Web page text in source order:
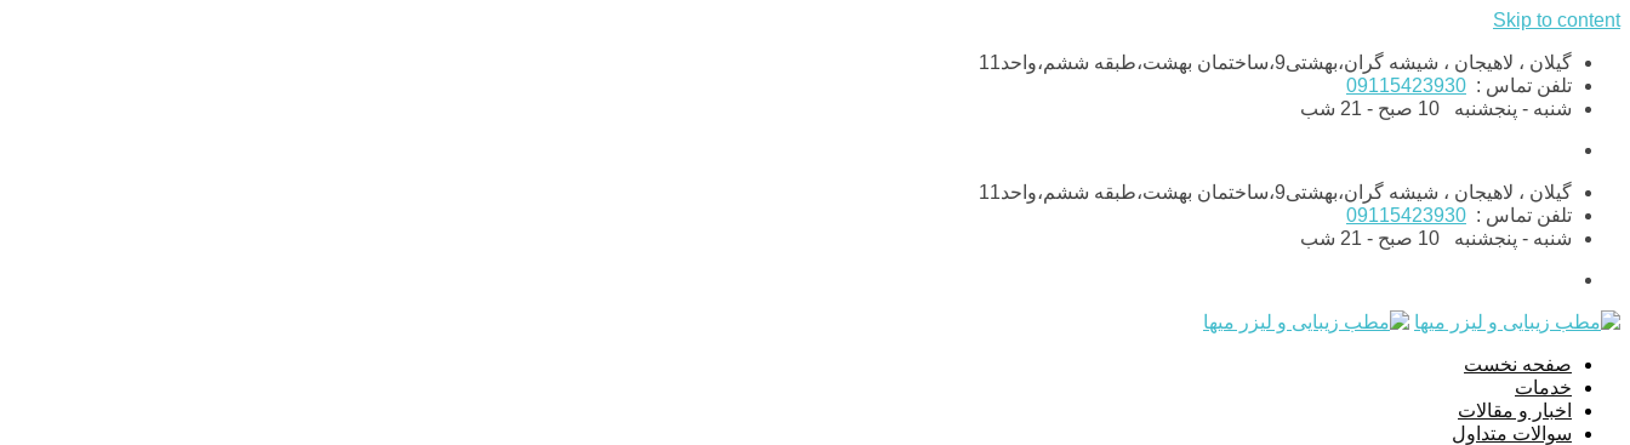
Skip to content
گیلان ، لاهیجان ، شیشه گران،بهشتی9،ساختمان بهشت،طبقه ششم،واحد11
تلفن تماس : 09115423930
شنبه - پنجشنبه
گیلان ، لاهیجان ، شیشه گران،بهشتی9،ساختمان بهشت،طبقه ششم،واحد11
تلفن تماس : 09115423930
شنبه - پنجشنبه
صفحه نخست
خدمات
اخبار و مقالات
سوالات متداول